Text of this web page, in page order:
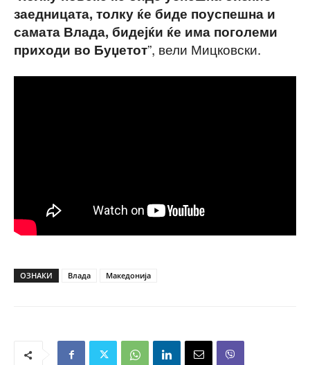
заедницата, толку ќе биде поуспешна и
самата Влада, бидејќи ќе има поголеми
приходи во Буџетот”, вели Мицковски.
ОЗНАКИ Влада Македонија